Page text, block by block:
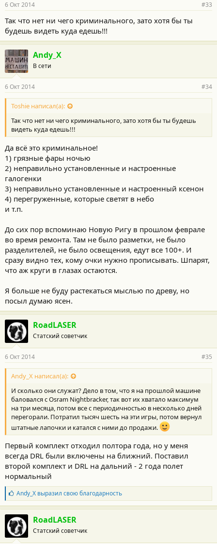
6 Окт 2014 #33
Так что нет ни чего криминального, зато хотя бы ты
будешь видеть куда едешь!!!
Andy_X
В сети
6 Окт 2014 #34
Toshie написал(а):
Так что нет ни чего криминального, зато хотя бы ты будешь
видеть куда едешь!!!
Да всё это криминальное!
1) грязные фары ночью
2) неправильно установленные и настроенные
галогенки
3) неправильно установленные и настроенный ксенон
4) перегруженные, которые светят в небо
и т.п.
До сих пор вспоминаю Новую Ригу в прошлом феврале
во время ремонта. Там не было разметки, не было
разделителей, не было освещения, едут все 100+. И
сразу видно тех, кому очки нужно прописывать. Шпарят,
что аж круги в глазах остаются.
Я больше не буду растекаться мыслью по древу, но
посыл думаю ясен.
RoadLASER
Статский советчик
6 Окт 2014 #35
Andy_X написал(а):
И сколько они служат? Дело в том, что я на прошлой машине
баловался с Osram Nightbracker, так вот их хватало максимум
на три месяца, потом все с периодичностью в несколько дней
перегорали. Потратил тысяч шесть на эти игры, потом вернул
штатные лапочки и катался с ними до продажи.
Первый комплект отходил полтора года, но у меня
всегда DRL были включены на ближний. Поставил
второй комплект и DRL на дальний - 2 года полет
нормальный
Б
л
а
г
о
д
а
Andy_Xвыразил свою благодарность
RoadLASER
Статский советчик